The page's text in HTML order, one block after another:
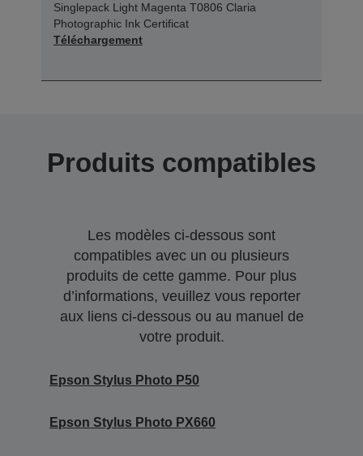
Singlepack Light Magenta T0806 Claria
Photographic Ink Certificat
Téléchargement
Produits compatibles
Les modèles ci-dessous sont
compatibles avec un ou plusieurs
produits de cette gamme. Pour plus
d’informations, veuillez vous reporter
aux liens ci-dessous ou au manuel de
votre produit.
Epson Stylus Photo P50
Epson Stylus Photo PX660